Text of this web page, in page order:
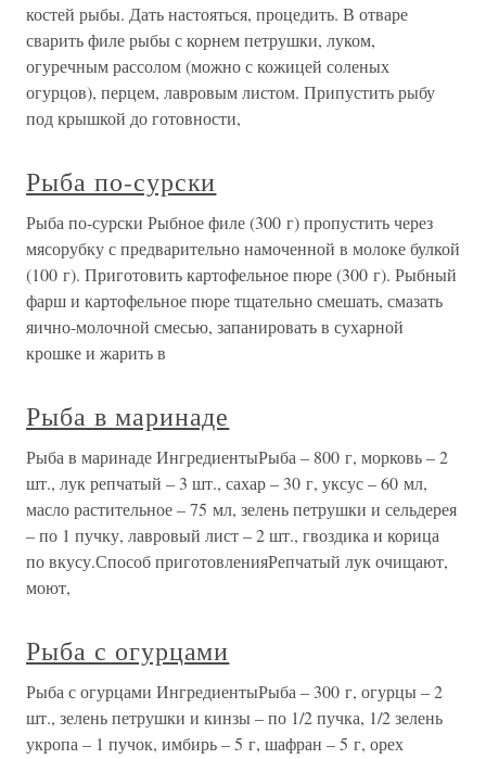
костей рыбы. Дать настояться, процедить. В отваре
сварить филе рыбы с корнем петрушки, луком,
огуречным рассолом (можно с кожицей соленых
огурцов), перцем, лавровым листом. Припустить рыбу
под крышкой до готовности,
Рыба по-сурски
Рыба по-сурски Рыбное филе (300 г) пропустить через
мясорубку с предварительно намоченной в молоке булкой
(100 г). Приготовить картофельное пюре (300 г). Рыбный
фарш и картофельное пюре тщательно смешать, смазать
яично-молочной смесью, запанировать в сухарной
крошке и жарить в
Рыба в маринаде
Рыба в маринаде ИнгредиентыРыба – 800 г, морковь – 2
шт., лук репчатый – 3 шт., сахар – 30 г, уксус – 60 мл,
масло растительное – 75 мл, зелень петрушки и сельдерея
– по 1 пучку, лавровый лист – 2 шт., гвоздика и корица
по вкусу.Способ приготовленияРепчатый лук очищают,
моют,
Рыба с огурцами
Рыба с огурцами ИнгредиентыРыба – 300 г, огурцы – 2
шт., зелень петрушки и кинзы – по 1/2 пучка, 1/2 зелень
укропа – 1 пучок, имбирь – 5 г, шафран – 5 г, орех